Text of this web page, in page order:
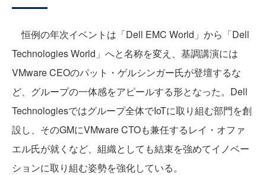
恒例の年次イベントは「Dell EMC World」から「Dell
Technologies World」へと名称を変え、基調講演には
VMware CEOのパット・ゲルシンガー氏が登壇するな
ど、グループの一体感をアピールする形となった。Dell
Technologiesではグループ全体でIoTに取り組む部門を創
設し、そのGMにVMware CTOも兼任するレイ・オファ
エル氏が就くなど、組織としても結束を強めてイノベー
ションに取り組む姿勢を強化している。